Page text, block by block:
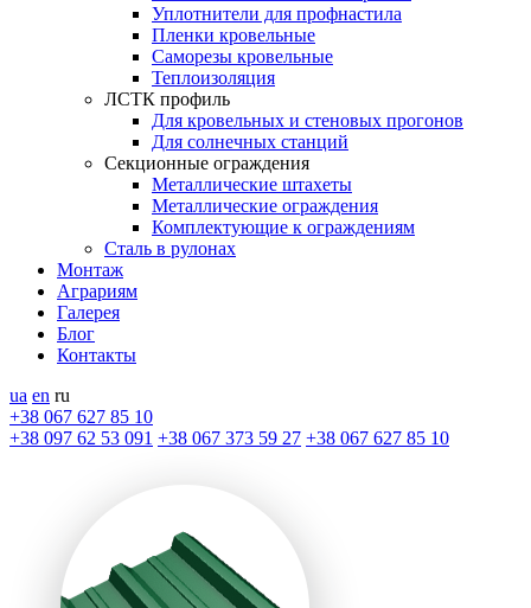
Уплотнители для профнастила
Пленки кровельные
Саморезы кровельные
Теплоизоляция
ЛСТК профиль
Для кровельных и стеновых прогонов
Для солнечных станций
Секционные ограждения
Металлические штахеты
Металлические ограждения
Комплектующие к ограждениям
Сталь в рулонах
Монтаж
Аграриям
Галерея
Блог
Контакты
ua en ru
+38 067 627 85 10
+38 097 62 53 091 +38 067 373 59 27 +38 067 627 85 10